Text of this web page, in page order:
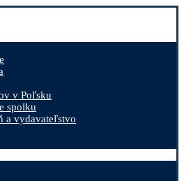
v Poľsku
spolku
a vydavateľstvo